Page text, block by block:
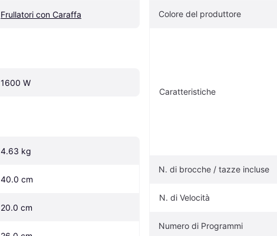
Frullatori con Caraffa
1600 W
4.63 kg
40.0 cm
20.0 cm
Colore del produttore
Caratteristiche
N. di brocche / tazze incluse
N. di Velocità
Numero di Programmi